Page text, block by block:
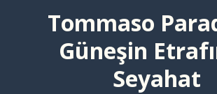
Tommaso
Güneşin
Seyahat